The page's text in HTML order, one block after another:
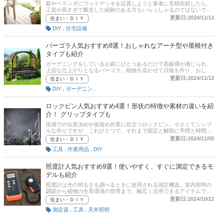
庭やベランダにウッドデッキを設置しようと業者に見積依頼したら、
工賃が高すぎて断念した経験のある方もいらっしゃるのではないでし
ょうか。DIYで設置するウッドデッキキットなら、費用をおさえてお
家にウッドデッキを設置できます。本記事では、ウッドデッキキット
の選び方やおすすめ商品をご紹介。DIY初心者から上級者向けのおす
すめ商品を紹介していますので、ぜひ参考にしてくださいね。記事後
半には、通販サイトの口コミや評判、最新人気ランキングやスペック
比較表もありますので、ぜひチェックしてみてください。
住まい・ＤＩＹ
更新日:2024/11/13
DIY
住宅設備
パーゴラ人気おすすめ8選！おしゃれなアーチ型や屋根付き
タイプも紹介
ガーデニングをしているお庭にひとつあるだけで高級感が感じられ、
上品な仕上がりとなるパーゴラ。植物を這わせて日陰を作り、おしゃ
れなサンシェードとしても活用できます。本記事では、ぶどうが育て
られるタイプ、おしゃれなアーチ型や屋根付きタイプなどパーゴラの
選び方とおすすめ商品をご紹介。記事後半には、通販サイトの口コミ
や評判、最新人気ランキングやスペック比較表もありますので、ぜひ
チェックしてみてくださいね。
住まい・ＤＩＹ
更新日:2024/11/12
DIY
ロックピン人気おすすめ4選！形状の特徴や素材の違いを紹
介！ グリップタイプも
現場での位置決めや仮留め作業に役立つロックピン。小さくてシンプ
ルな作りですが、これひとつで、それまで固定と解除に手間と時間が
かかっていた作業を、ワンタッチでかんたんに行えます。繰り返し頻
繁に行なう作業には、こうした便利な工具があると作業効率と安全性
が向上します。本記事では、形状の特徴や素材の違いなどロックピン
の選び方とおすすめ商品をご紹介。記事後半には、通販サイトの最新
人気ランキングもありますので、売れ筋や口コミを確認してみましょ
う。
住まい・ＤＩＹ
更新日:2024/11/05
工具
作業用品 DIY
照度計人気おすすめ9選！使いやすく、すぐに測定できるモ
デルも紹介
照度計は光の明るさを調べるときに使用される測定機器。室内照明の
調節から植物の生育環境の管理まで、幅広く活用できるアイテムで
す。本記事では、照度計のおすすめ商品をご紹介。さらに使い方や選
び方のポイントについても解説しますので参考にしてみてください
ね！
住まい・ＤＩＹ
更新日:2024/10/22
測定器
工具 天井照明